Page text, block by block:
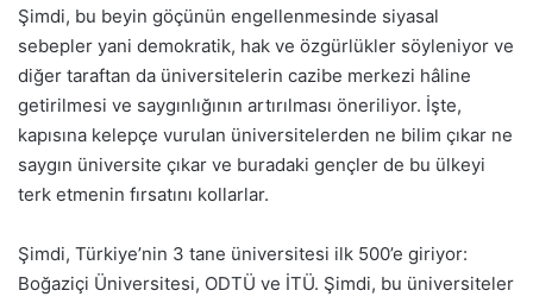
Şimdi, bu beyin göçünün engellenmesinde siyasal
sebepler yani demokratik, hak ve özgürlükler söyleniyor ve
diğer taraftan da üniversitelerin cazibe merkezi hâline
getirilmesi ve saygınlığının artırılması öneriliyor. İşte,
kapısına kelepçe vurulan üniversitelerden ne bilim çıkar ne
saygın üniversite çıkar ve buradaki gençler de bu ülkeyi
terk etmenin fırsatını kollarlar.
Şimdi, Türkiye’nin 3 tane üniversitesi ilk 500’e giriyor:
Boğaziçi Üniversitesi, ODTÜ ve İTÜ. Şimdi, bu üniversiteler